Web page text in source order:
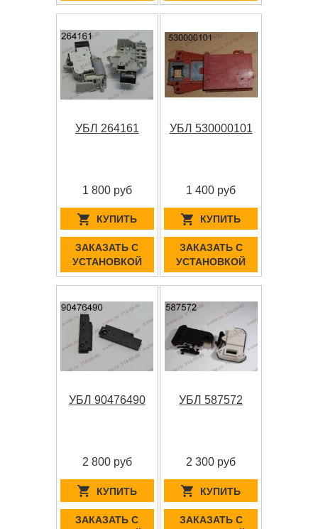
УБЛ 264161
1 800 руб
КУПИТЬ
ЗАКАЗАТЬ С
УСТАНОВКОЙ
УБЛ 530000101
1 400 руб
КУПИТЬ
ЗАКАЗАТЬ С
УСТАНОВКОЙ
УБЛ 90476490
2 800 руб
КУПИТЬ
ЗАКАЗАТЬ С
УБЛ 587572
2 300 руб
КУПИТЬ
ЗАКАЗАТЬ С